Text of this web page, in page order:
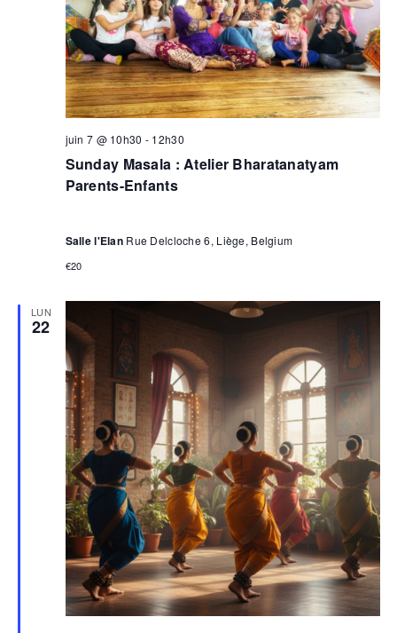
Sunday Masala : Atelier Bharatanatyam
Parents-Enfants
juin 7 @ 10h30 - 12h30
Salle l'Elan Rue Delcloche 6, Liège, Belgium
€20
LUN
22